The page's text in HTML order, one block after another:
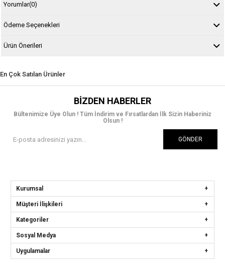
Yorumlar(0)
Ödeme Seçenekleri
Ürün Önerileri
En Çok Satılan Ürünler
BIZDEN HABERLER
Bültenimize Üye Olun ! Tüm İndirim ve Fırsatlardan İlk Sizin Haberiniz
Olsun !
GÖNDER
Kurumsal
Müşteri İlişkileri
Kategoriler
Sosyal Medya
Uygulamalar